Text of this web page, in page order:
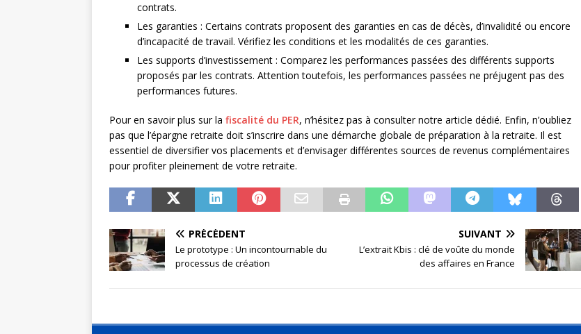
contrats.
Les garanties : Certains contrats proposent des garanties en cas de décès, d’invalidité ou encore
d’incapacité de travail. Vérifiez les conditions et les modalités de ces garanties.
Les supports d’investissement : Comparez les performances passées des différents supports
proposés par les contrats. Attention toutefois, les performances passées ne préjugent pas des
performances futures.
Pour en savoir plus sur la fiscalité du PER, n’hésitez pas à consulter notre article dédié. Enfin, n’oubliez
pas que l’épargne retraite doit s’inscrire dans une démarche globale de préparation à la retraite. Il est
essentiel de diversifier vos placements et d’envisager différentes sources de revenus complémentaires
pour profiter pleinement de votre retraite.
PRÉCÉDENT
Le prototype : Un incontournable du
processus de création
SUIVANT
L’extrait Kbis : clé de voûte du monde
des affaires en France